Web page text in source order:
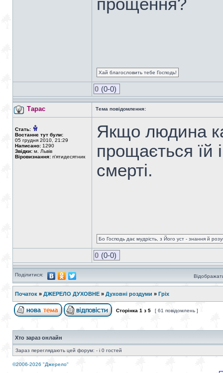
прощення?
Хай благословить тебе Господь!
0 (0-0)
Тарас Тема повідомлення:
Стать:
Востаннє тут були:
05 грудня 2010, 21:29
Написано: 1290
Звідки: м. Львів
Віровизнання: п'ятидесятник
Якщо людина
прощається їй
смерті.
Бо Господь дає мудрість, з Його уст - знання й
0 (0-0)
Поділитися:
Початок » ДЖЕРЕЛО ДУХОВНЕ » Духовні роздуми » Гріх
Сторінка 1 з 5 [ 61 повідомлень ]
Хто зараз онлайн
Зараз переглядають цей форум: - і 0 гостей
©2006-2026 "Джерело"